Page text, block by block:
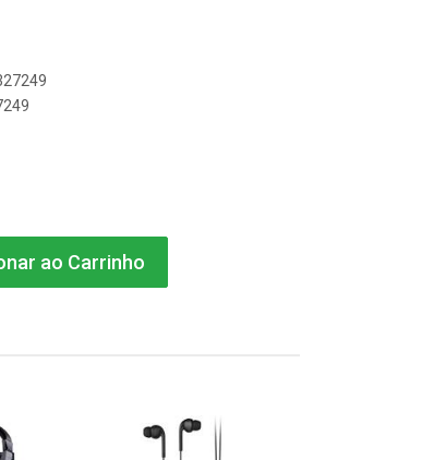
ao Carrinho